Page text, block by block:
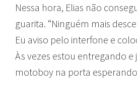
Nessa hora, Elias não
guarita. “Ninguém mais
Eu aviso pelo interfone e
Às vezes estou entregando
motoboy na porta